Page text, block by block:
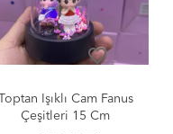
favorite_border
Toptan Zilli Kurmalı Mini
Çalar Saatler